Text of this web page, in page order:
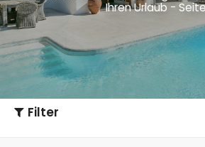
Ihren Urlaub -
Filter